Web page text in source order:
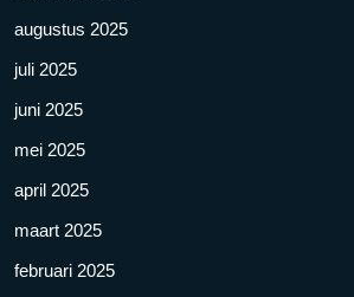
augustus 2025
juli 2025
juni 2025
mei 2025
april 2025
maart 2025
februari 2025